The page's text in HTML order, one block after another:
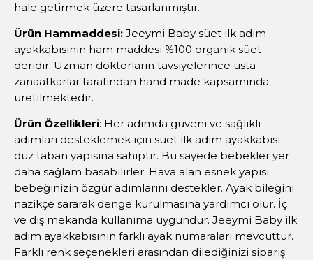
hale getirmek üzere tasarlanmıştır.
Ürün Hammaddesi: Jeeymi Baby süet ilk adım
ayakkabısının ham maddesi %100 organik süet
deridir. Uzman doktorların tavsiyelerince usta
zanaatkarlar tarafından hand made kapsamında
üretilmektedir.
Ürün Özellikleri: Her adımda güveni ve sağlıklı
adımları desteklemek için süet ilk adım ayakkabısı
düz taban yapısına sahiptir. Bu sayede bebekler yer
daha sağlam basabilirler. Hava alan esnek yapısı
bebeğinizin özgür adımlarını destekler. Ayak bileğini
nazikçe sararak denge kurulmasına yardımcı olur. İç
ve dış mekanda kullanıma uygundur. Jeeymi Baby ilk
adım ayakkabısının farklı ayak numaraları mevcuttur.
Farklı renk seçenekleri arasından dilediğinizi sipariş